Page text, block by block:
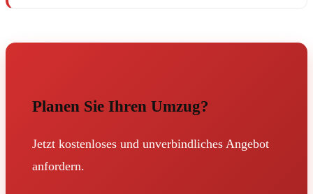
Planen Sie Ihren Umzug?
Jetzt kostenloses und unverbindliches Angebot
anfordern.